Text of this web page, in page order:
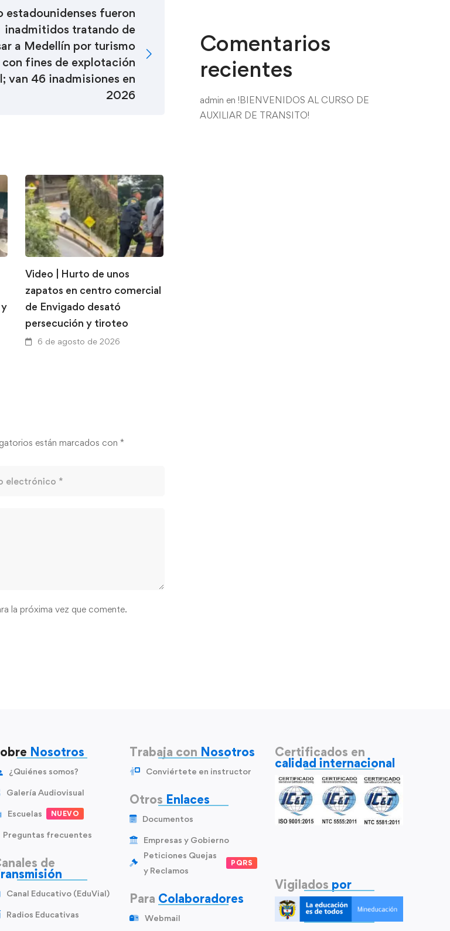
estadounidenses fueron
inadmitidos tratando de
a Medellín por turismo
con fines de explotación
van 46 inadmisiones en
2026
Video | Hurto de unos
zapatos en centro comercial
de Envigado desató
persecución y tiroteo
6 de agosto de 2026
están marcados con *
la próxima vez que comente.
Comentarios
recientes
admin en !BIENVENIDOS AL CURSO DE
AUXILIAR DE TRANSITO!
Nosotros
¿Quiénes somos?
Galería Audiovisual
Escuelas NUEVO
Preguntas frecuentes
de
Canal Educativo (EduVial)
Radios Educativas
Trabaja con Nosotros
Conviértete en instructor
Otros Enlaces
Documentos
Empresas y Gobierno
Peticiones Quejas
y Reclamos
PQRS
Para Colaboradores
Webmail
Certificados en
calidad internacional
Vigilados por